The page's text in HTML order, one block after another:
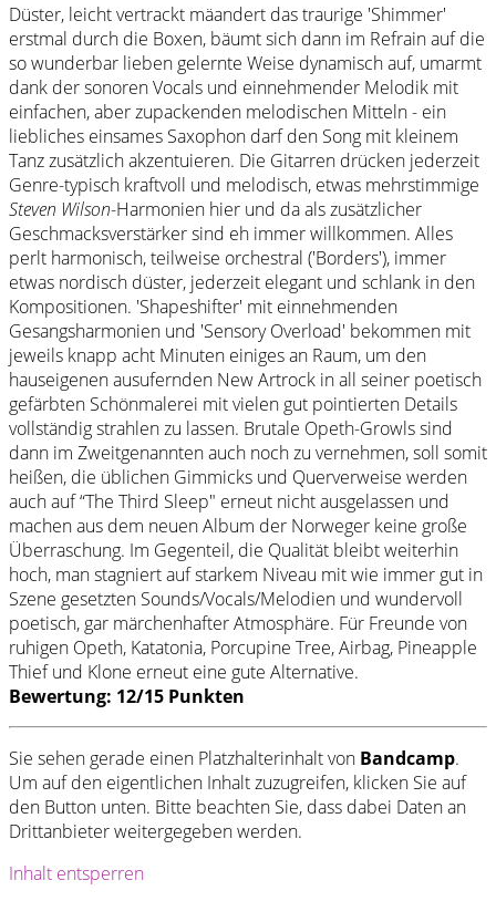
Düster, leicht vertrackt mäandert das traurige 'Shimmer'
erstmal durch die Boxen, bäumt sich dann im Refrain auf die
so wunderbar lieben gelernte Weise dynamisch auf, umarmt
dank der sonoren Vocals und einnehmender Melodik mit
einfachen, aber zupackenden melodischen Mitteln - ein
liebliches einsames Saxophon darf den Song mit kleinem
Tanz zusätzlich akzentuieren. Die Gitarren drücken jederzeit
Genre-typisch kraftvoll und melodisch, etwas mehrstimmige
Steven Wilson-Harmonien hier und da als zusätzlicher
Geschmacksverstärker sind eh immer willkommen. Alles
perlt harmonisch, teilweise orchestral ('Borders'), immer
etwas nordisch düster, jederzeit elegant und schlank in den
Kompositionen. 'Shapeshifter' mit einnehmenden
Gesangsharmonien und 'Sensory Overload' bekommen mit
jeweils knapp acht Minuten einiges an Raum, um den
hauseigenen ausufernden New Artrock in all seiner poetisch
gefärbten Schönmalerei mit vielen gut pointierten Details
vollständig strahlen zu lassen. Brutale Opeth-Growls sind
dann im Zweitgenannten auch noch zu vernehmen, soll somit
heißen, die üblichen Gimmicks und Querverweise werden
auch auf “The Third Sleep" erneut nicht ausgelassen und
machen aus dem neuen Album der Norweger keine große
Überraschung. Im Gegenteil, die Qualität bleibt weiterhin
hoch, man stagniert auf starkem Niveau mit wie immer gut in
Szene gesetzten Sounds/Vocals/Melodien und wundervoll
poetisch, gar märchenhafter Atmosphäre. Für Freunde von
ruhigen Opeth, Katatonia, Porcupine Tree, Airbag, Pineapple
Thief und Klone erneut eine gute Alternative.
Bewertung: 12/15 Punkten
Sie sehen gerade einen Platzhalterinhalt von Bandcamp.
Um auf den eigentlichen Inhalt zuzugreifen, klicken Sie auf
den Button unten. Bitte beachten Sie, dass dabei Daten an
Drittanbieter weitergegeben werden.
Inhalt entsperren